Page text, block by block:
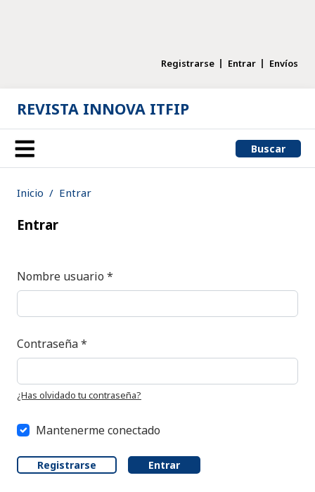
Registrarse Entrar Envíos
REVISTA INNOVA ITFIP
Buscar
Inicio Entrar
Entrar
Nombre usuario *
Contraseña*
¿Has olvidado tu contraseña?
Mantenerme conectado
Registrarse Entrar